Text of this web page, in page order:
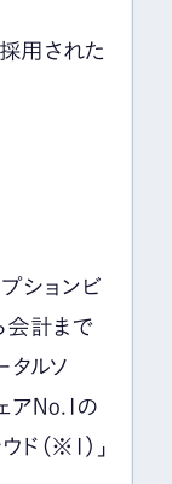
採用された
ションビ
計まで
ルソ
アNo.1の
（※1）」